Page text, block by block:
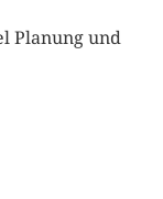
Planung und